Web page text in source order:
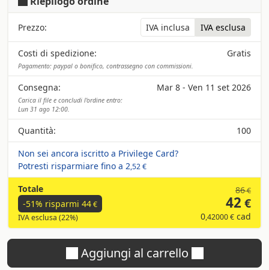
Prezzo: IVA inclusa IVA esclusa
Costi di spedizione: Gratis
Pagamento: paypal o bonifico, contrassegno con commissioni.
Consegna: Mar 8 - Ven 11 set 2026
Carica il file e concludi l'ordine entro:
Lun 31 ago 12:00.
Quantità:
100
Non sei ancora iscritto a Privilege Card?
Potresti risparmiare fino a 2,52 €
Totale
-51% risparmi 44€
IVA esclusa (22%)
86€
42 €
0,42000 € cad
Aggiungi al carrello